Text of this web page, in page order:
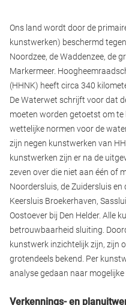
Ons land wordt door de
kunstwerken) beschermd
Noordzee, de Waddenzee, de
Markermeer.
(HHNK) heeft circa 340
De Waterwet schrijft voor dat
moeten worden getoetst om te
wettelijke normen voor de
zijn negen kunstwerken van
kunstwerken zijn er na de
zeven over die niet aan één of
Noordersluis, de Zuidersluis en
Keersluis Broekerhaven,
Oostoever bij Den Helder. Alle
betrouwbaarheid sluiting.
kunstwerk inzichtelijk zijn, zijn
grotendeels bekend. Per
analyse gedaan naar
Verkennings- en